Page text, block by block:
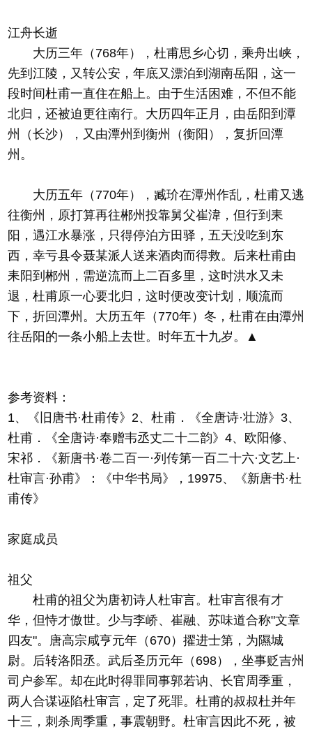
江舟长逝
大历三年（768年），杜甫思乡心切，乘舟出峡，
先到江陵，又转公安，年底又漂泊到湖南岳阳，这一
段时间杜甫一直住在船上。由于生活困难，不但不能
北归，还被迫更往南行。大历四年正月，由岳阳到潭
州（长沙），又由潭州到衡州（衡阳），复折回潭
州。
大历五年（770年），臧玠在潭州作乱，杜甫又逃
往衡州，原打算再往郴州投靠舅父崔湋，但行到耒
阳，遇江水暴涨，只得停泊方田驿，五天没吃到东
西，幸亏县令聂某派人送来酒肉而得救。后来杜甫由
耒阳到郴州，需逆流而上二百多里，这时洪水又未
退，杜甫原一心要北归，这时便改变计划，顺流而
下，折回潭州。大历五年（770年）冬，杜甫在由潭州
往岳阳的一条小船上去世。时年五十九岁。▲
参考资料：
1、《旧唐书·杜甫传》2、杜甫．《全唐诗·壮游》3、
杜甫．《全唐诗·奉赠韦丞丈二十二韵》4、欧阳修、
宋祁．《新唐书·卷二百一·列传第一百二十六·文艺上·
杜审言·孙甫》：《中华书局》，19975、《新唐书·杜
甫传》
家庭成员
祖父
杜甫的祖父为唐初诗人杜审言。杜审言很有才
华，但恃才傲世。少与李峤、崔融、苏味道合称"文章
四友"。唐高宗咸亨元年（670）擢进士第，为隰城
尉。后转洛阳丞。武后圣历元年（698），坐事贬吉州
司户参军。却在此时得罪同事郭若讷、长官周季重，
两人合谋诬陷杜审言，定了死罪。杜甫的叔叔杜并年
十三，刺杀周季重，事震朝野。杜审言因此不死，被